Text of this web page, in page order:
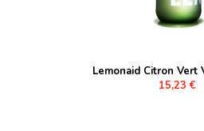
Lemonaid Citron Vert
15,23 €